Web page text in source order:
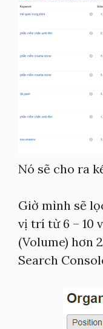
Nó sẽ cho ra
Giờ mình sẽ
vị trí từ 6 – 10
(Volume) hơn
Search